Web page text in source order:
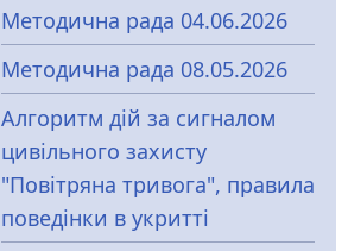
Методична рада 04.06.2026
Методична рада 08.05.2026
Алгоритм дій за сигналом
цивільного захисту
"Повітряна тривога", правила
поведінки в укритті